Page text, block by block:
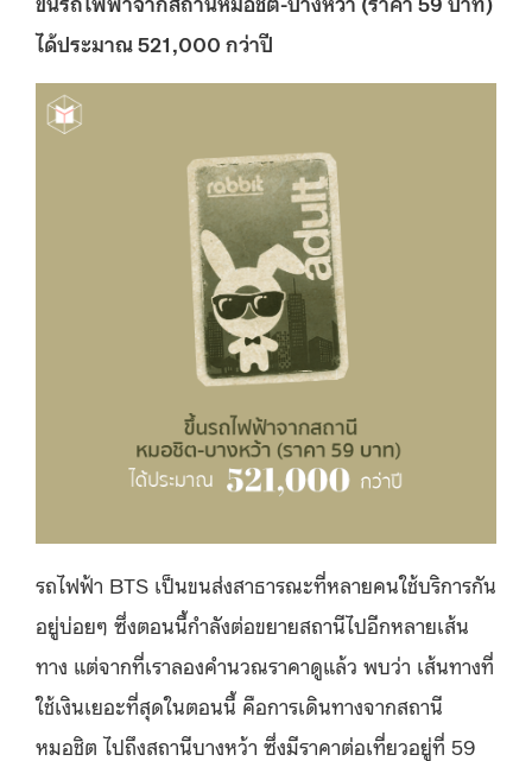
ได้ประมาณ521,000 กว่าปี
รถไฟฟ้า BTS เป็นขนส่งสาธารณะที่หลายคนใช้บริการกัน
อยู่บ่อยๆ ซึ่งตอนนี้กำลังต่อขยายสถานีไปอีกหลายเส้น
ทาง แต่จากที่เราลองคำนวณราคาดูแล้ว พบว่า เส้นทางที่
ใช้เงินเยอะที่สุดในตอนนี้ คือการเดินทางจากสถานี
หมอชิต ไปถึงสถานีบางหว้า ซึ่งมีราคาต่อเที่ยวอยู่ที่ 59